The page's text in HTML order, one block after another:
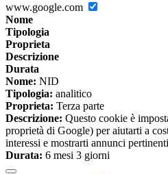
www.google.com
Nome
Tipologia
Proprieta
Descrizione
Durata
Nome: NID
Tipologia: analitico
Proprieta: Terza parte
Descrizione: Questo cookie è
proprietà di Google) per aiutarti a
interessi e mostrarti annunci
Durata: 6 mesi 3 giorni